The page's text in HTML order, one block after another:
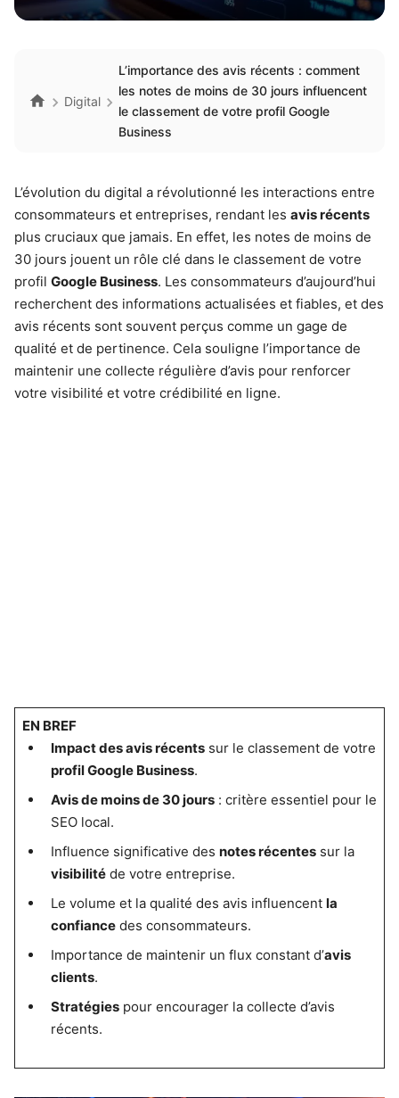
Digital
L’importance des avis récents : comment
les notes de moins de 30 jours influencent
le classement de votre profil Google
Business
L’évolution du digital a révolutionné les interactions entre
consommateurs et entreprises, rendant les avis récents
plus cruciaux que jamais. En effet, les notes de moins de
30 jours jouent un rôle clé dans le classement de votre
profil Google Business. Les consommateurs d’aujourd’hui
recherchent des informations actualisées et fiables, et des
avis récents sont souvent perçus comme un gage de
qualité et de pertinence. Cela souligne l’importance de
maintenir une collecte régulière d’avis pour renforcer
votre visibilité et votre crédibilité en ligne.
EN BREF
Impact des avis récentssur le classement de votre
profil Google Business.
Avis de moins de 30 jours: critère essentiel pour le
SEO local.
Influence significative des notes récentessur la
visibilitéde votre entreprise.
Le volume et la qualité des avis influencent la
confiancedes consommateurs.
Importance de maintenir un flux constant d’avis
clients.
Stratégiespour encourager la collecte d’avis
récents.